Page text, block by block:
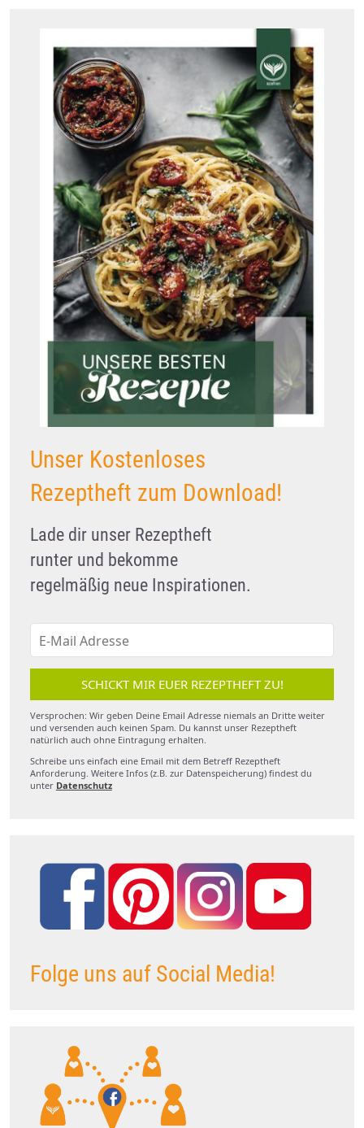
Unser Kostenloses
Rezeptheft zum Download!
Lade dir unser Rezeptheft
runter und bekomme
regelmäßig neue Inspirationen.
SCHICKT MIR EUER REZEPTHEFT ZU!
Versprochen: Wir geben Deine Email Adresse niemals an Dritte weiter
und versenden auch keinen Spam. Du kannst unser Rezeptheft
natürlich auch ohne Eintragung erhalten.
Schreibe uns einfach eine Email mit dem Betreff Rezeptheft
Anforderung. Weitere Infos (z.B. zur Datenspeicherung) findest du
unter Datenschutz
Folge uns auf Social Media!